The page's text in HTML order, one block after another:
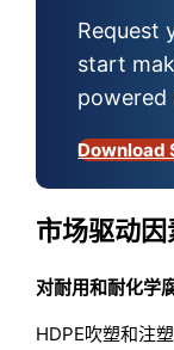
Request
start
powered
Download
市场驱动因
对耐用和耐化学
HDPE吹塑和注